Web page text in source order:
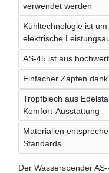
verwendet werden
Kühltechnologie ist
elektrische
AS-45 ist aus
Einfacher Zapfen
Tropfblech aus
Komfort-Ausstattung
Materialien
Standards
Der Wasserspender